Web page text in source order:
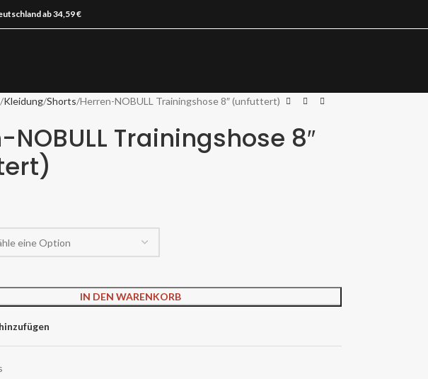
ab 34,59 €
Kleidung Shorts Herren-NOBULL Trainingshose 8″ (unfuttert)
NOBULL Trainingshose 8″
IN DEN WARENKORB